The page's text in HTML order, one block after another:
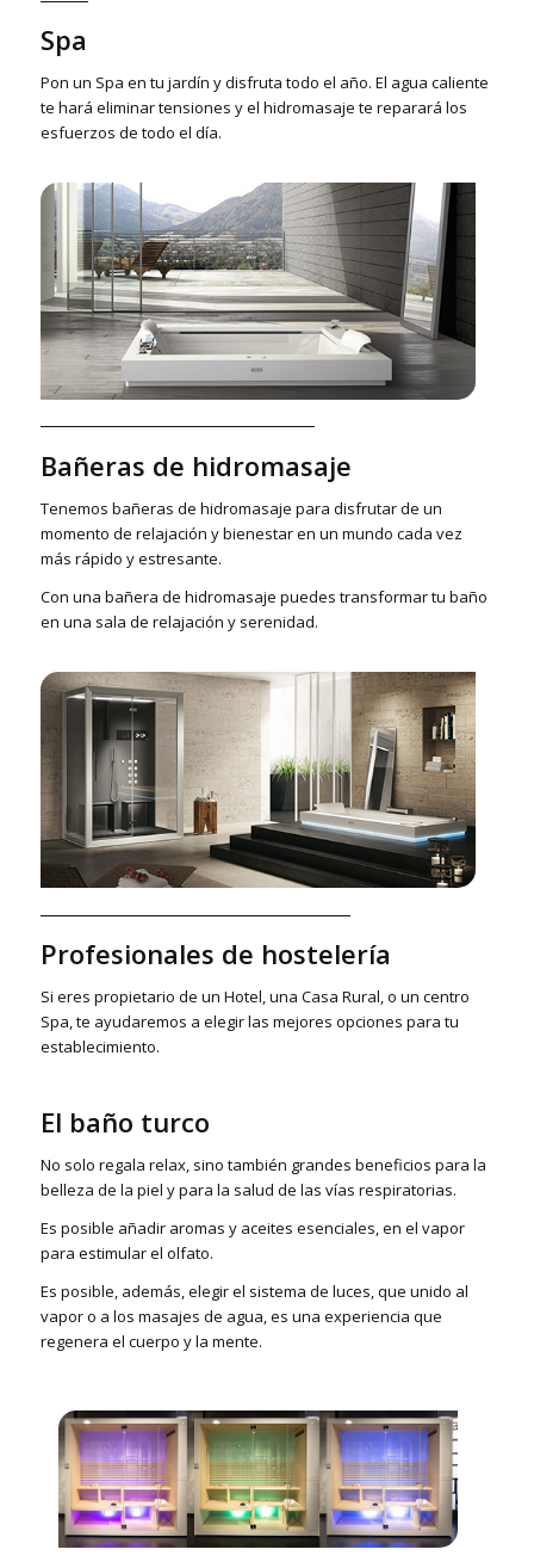
Spa
Pon un Spa en tu jardín y disfruta todo el año. El agua caliente
te hará eliminar tensiones y el hidromasaje te reparará los
esfuerzos de todo el día.
Bañeras de hidromasaje
Tenemos bañeras de hidromasaje para disfrutar de un
momento de relajación y bienestar en un mundo cada vez
más rápido y estresante.
Con una bañera de hidromasaje puedes transformar tu baño
en una sala de relajación y serenidad.
Profesionales de hostelería
Si eres propietario de un Hotel, una Casa Rural, o un centro
Spa, te ayudaremos a elegir las mejores opciones para tu
establecimiento.
El baño turco
No solo regala relax, sino también grandes beneficios para la
belleza de la piel y para la salud de las vías respiratorias.
Es posible añadir aromas y aceites esenciales, en el vapor
para estimular el olfato.
Es posible, además, elegir el sistema de luces, que unido al
vapor o a los masajes de agua, es una experiencia que
regenera el cuerpo y la mente.